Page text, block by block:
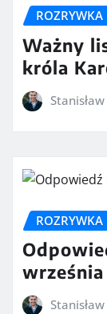
ROZRYWKA
Ważny
króla
ROZRYWKA